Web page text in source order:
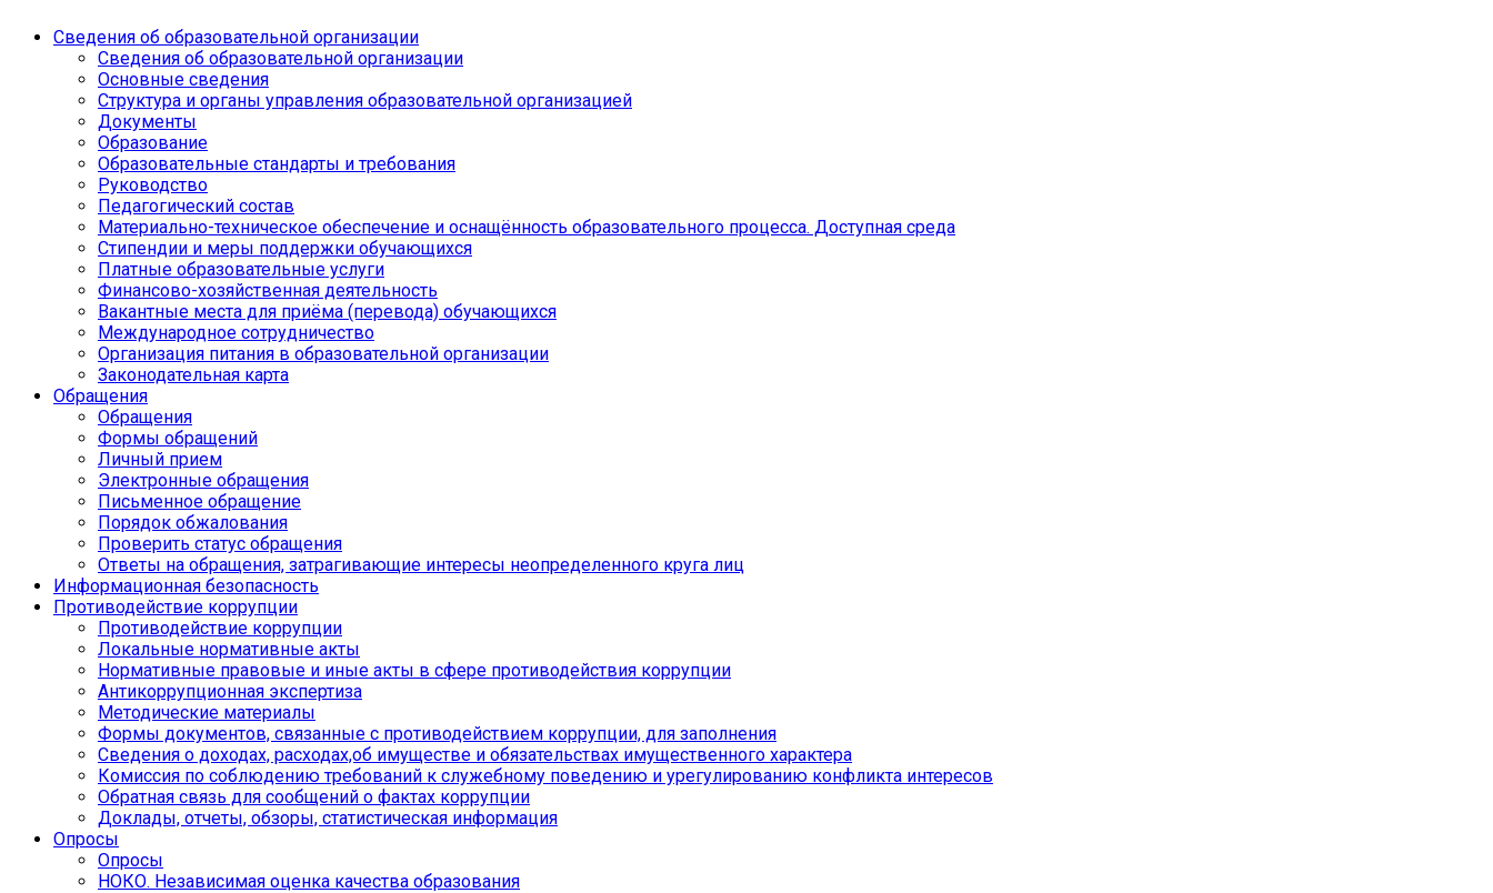
Сведения об образовательной организации
Сведения об образовательной организации
Основные сведения
Структура и органы управления образовательной организацией
Документы
Образование
Образовательные стандарты и требования
Руководство
Педагогический состав
Материально-техническое обеспечение и оснащённость образовательного процесса. Доступная среда
Стипендии и меры поддержки обучающихся
Платные образовательные услуги
Финансово-хозяйственная деятельность
Вакантные места для приёма (перевода) обучающихся
Международное сотрудничество
Организация питания в образовательной организации
Законодательная карта
Обращения
Обращения
Формы обращений
Личный прием
Электронные обращения
Письменное обращение
Порядок обжалования
Проверить статус обращения
Ответы на обращения, затрагивающие интересы неопределенного круга лиц
Информационная безопасность
Противодействие коррупции
Противодействие коррупции
Локальные нормативные акты
Нормативные правовые и иные акты в сфере противодействия коррупции
Антикоррупционная экспертиза
Методические материалы
Формы документов, связанные с противодействием коррупции, для заполнения
Сведения о доходах, расходах,об имуществе и обязательствах имущественного характера
Комиссия по соблюдению требований к служебному поведению и урегулированию конфликта интересов
Обратная связь для сообщений о фактах коррупции
Доклады, отчеты, обзоры, статистическая информация
Опросы
Опросы
НОКО. Независимая оценка качества образования